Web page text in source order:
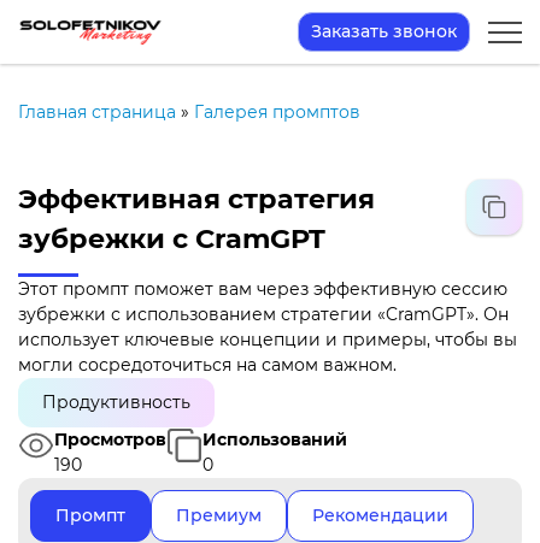
Заказать звонок
Главная страница » Галерея промптов
Эффективная стратегия
зубрежки с CramGPT
Этот промпт поможет вам через эффективную сессию
зубрежки с использованием стратегии «CramGPT». Он
использует ключевые концепции и примеры, чтобы вы
могли сосредоточиться на самом важном.
Продуктивность
Просмотров
190
Использований
0
Промпт Премиум Рекомендации